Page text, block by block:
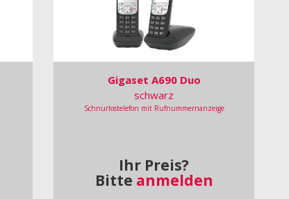
Gigaset A690 Duo
schwarz
Schnurlostelefon mit Rufnummernanzeige
Ihr Preis?
Bitte anmelden